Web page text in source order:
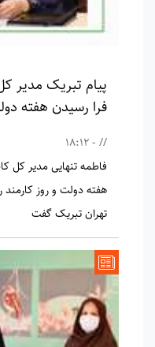
پیام تبریک مدیر
فرا رسیدن هفته
// - 18:12
فاطمه تنهایی مدیر کل
هفته دولت و روز
تهران تبریک گفت